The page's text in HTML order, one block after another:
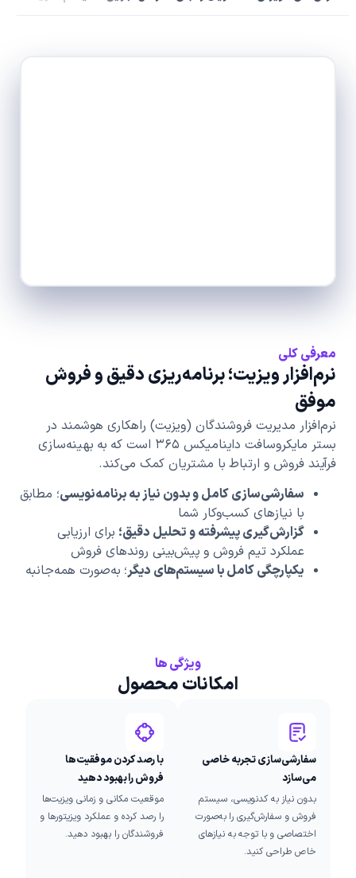
معرفی کلی
نرم‌افزار ویزیت؛ برنامه‌ریزی دقیق و فروش
موفق
نرم‌افزار مدیریت فروشندگان (ویزیت) راهکاری هوشمند در
بستر مایکروسافت داینامیکس ۳۶۵ است که به بهینه‌سازی
فرآیند فروش و ارتباط با مشتریان کمک می‌کند.
سفارشی‌سازی کامل و بدون نیاز به برنامه‌نویسی؛ مطابق
با نیازهای کسب‌وکار شما
گزارش‌گیری پیشرفته و تحلیل دقیق؛ برای ارزیابی
عملکرد تیم فروش و پیش‌بینی روندهای فروش
یکپارچگی کامل با سیستم‌های دیگر؛ به‌صورت همه‌جانبه
ویژگی ها
امکانات محصول
سفارشی‌سازی تجربه خاصی
می‌سازد
بدون نیاز به کدنویسی، سیستم
فروش و سفارش‌گیری را به‌صورت
اختصاصی و با توجه به نیازهای
خاص طراحی کنید.
با رصد کردن موفقیت‌ها
فروش را بهبود دهید
موقعیت مکانی و زمانی ویزیت‌ها
را رصد کرده و عملکرد ویزیتورها و
فروشندگان را بهبود دهید.